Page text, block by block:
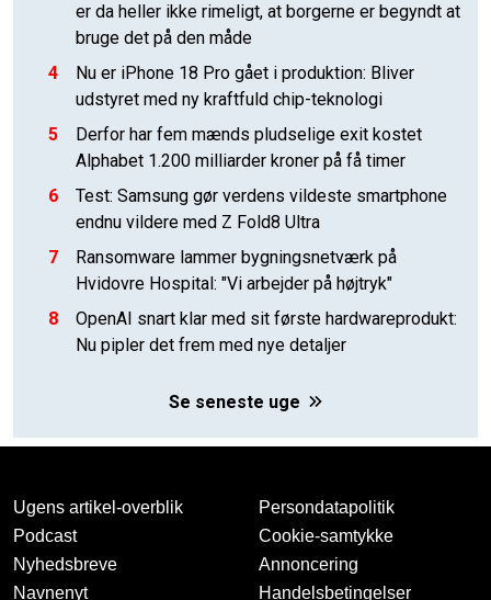
er da heller ikke rimeligt, at borgerne er begyndt at
bruge det på den måde
4
Nu er iPhone 18 Pro gået i produktion: Bliver
udstyret med ny kraftfuld chip-teknologi
5
Derfor har fem mænds pludselige exit kostet
Alphabet 1.200 milliarder kroner på få timer
6
Test: Samsung gør verdens vildeste smartphone
endnu vildere med Z Fold8 Ultra
7
Ransomware lammer bygningsnetværk på
Hvidovre Hospital: "Vi arbejder på højtryk"
8
OpenAI snart klar med sit første hardwareprodukt:
Nu pipler det frem med nye detaljer
Se seneste uge
Ugens artikel-overblik
Podcast
Nyhedsbreve
Navnenyt
Persondatapolitik
Cookie-samtykke
Annoncering
Handelsbetingelser